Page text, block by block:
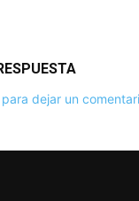
dejar un